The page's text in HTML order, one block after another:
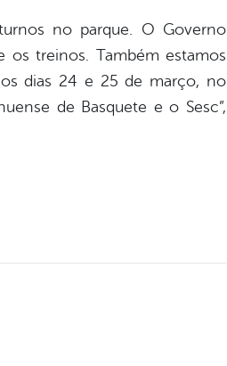
no parque. O Governo
os treinos. Também estamos
dias 24 e 25 de março, no
de Basquete e o Sesc”,